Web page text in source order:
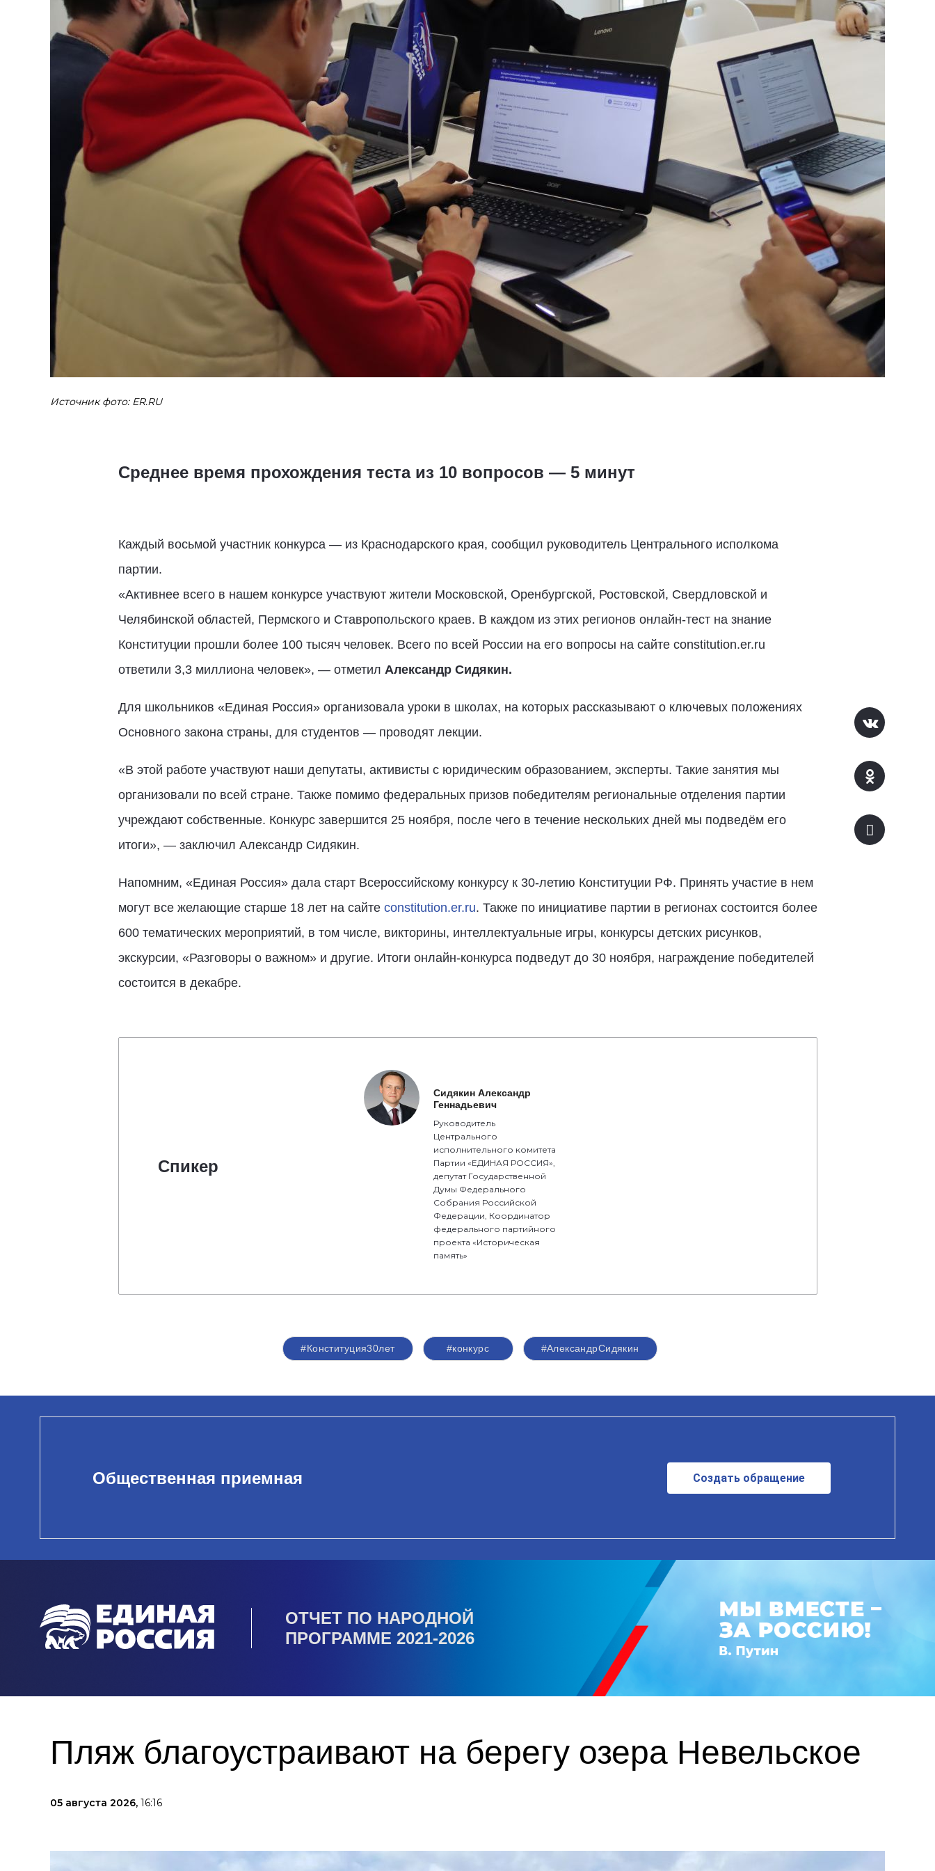
Источник фото: ER.RU
Среднее время прохождения теста из 10 вопросов — 5 минут
Каждый восьмой участник конкурса — из Краснодарского края, сообщил руководитель Центрального исполкома
партии.
«Активнее всего в нашем конкурсе участвуют жители Московской, Оренбургской, Ростовской, Свердловской и
Челябинской областей, Пермского и Ставропольского краев. В каждом из этих регионов онлайн-тест на знание
Конституции прошли более 100 тысяч человек. Всего по всей России на его вопросы на сайте constitution.er.ru
ответили 3,3 миллиона человек», — отметил Александр Сидякин.
Для школьников «Единая Россия» организовала уроки в школах, на которых рассказывают о ключевых положениях
Основного закона страны, для студентов — проводят лекции.
«В этой работе участвуют наши депутаты, активисты с юридическим образованием, эксперты. Такие занятия мы
организовали по всей стране. Также помимо федеральных призов победителям региональные отделения партии
учреждают собственные. Конкурс завершится 25 ноября, после чего в течение нескольких дней мы подведём его
итоги», — заключил Александр Сидякин.
Напомним, «Единая Россия» дала старт Всероссийскому конкурсу к 30-летию Конституции РФ. Принять участие в нем
могут все желающие старше 18 лет на сайте constitution.er.ru. Также по инициативе партии в регионах состоится более
600 тематических мероприятий, в том числе, викторины, интеллектуальные игры, конкурсы детских рисунков,
экскурсии, «Разговоры о важном» и другие. Итоги онлайн-конкурса подведут до 30 ноября, награждение победителей
состоится в декабре.
Спикер
Сидякин Александр
Геннадьевич
Руководитель
Центрального
исполнительного комитета
Партии «ЕДИНАЯ РОССИЯ»,
депутат Государственной
Думы Федерального
Собрания Российской
Федерации, Координатор
федерального партийного
проекта «Историческая
память»
#Конституция30лет #конкурс #АлександрСидякин
Общественная приемная Создать обращение
ОТЧЕТ ПО НАРОДНОЙ
ПРОГРАММЕ 2021-2026
Пляж благоустраивают на берегу озера Невельское
05 августа 2026, 16:16